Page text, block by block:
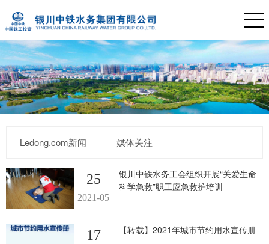
Ledong.com新闻 媒体关注
25
2021-05
银川中铁水务工会组织开展“关爱生命
科学急救”职工应急救护培训
17 【转载】2021年城市节约用水宣传册